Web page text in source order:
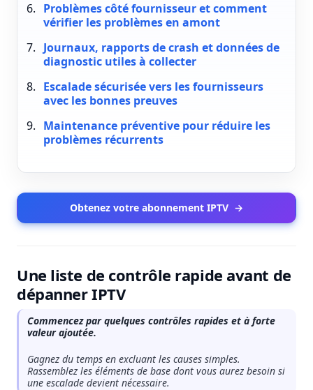
Problèmes côté fournisseur et comment
vérifier les problèmes en amont
Journaux, rapports de crash et données de
diagnostic utiles à collecter
Escalade sécurisée vers les fournisseurs
avec les bonnes preuves
Maintenance préventive pour réduire les
problèmes récurrents
Obtenez votre abonnement IPTV →
Une liste de contrôle rapide avant de
dépanner IPTV
Commencez par quelques contrôles rapides et à forte
valeur ajoutée.
Gagnez du temps en excluant les causes simples.
Rassemblez les éléments de base dont vous aurez besoin si
une escalade devient nécessaire.